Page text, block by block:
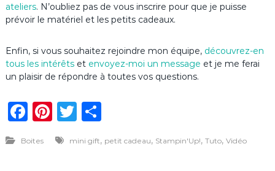
ateliers. N’oubliez pas de vous inscrire pour que je puisse
prévoir le matériel et les petits cadeaux.
Enfin, si vous souhaitez rejoindre mon équipe, découvrez-en
tous les intérêtset envoyez-moi un message et je me ferai
un plaisir de répondre à toutes vos questions.
F
c
Pi
n
te
T
it
P
ta
Boites mini gift, petit cadeau, Stampin'Up!, Tuto, Vidéo